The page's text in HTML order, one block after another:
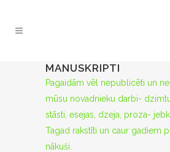
MANUSKRIPTI
Pagaidām vēl nepublicēti un
mūsu novadnieku darbi-
stāsti, esejas, dzeja, proza-
Tagad rakstīti un caur gadiem
nākuši.